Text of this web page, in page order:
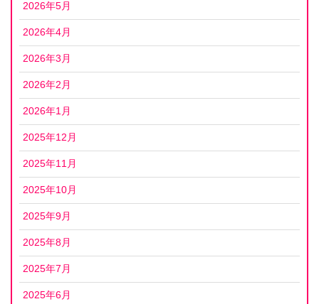
2026年5月
2026年4月
2026年3月
2026年2月
2026年1月
2025年12月
2025年11月
2025年10月
2025年9月
2025年8月
2025年7月
2025年6月